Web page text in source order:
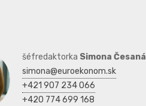
šéfredaktorka Simona Česaná
simona@euroekonom.sk
+421 907 234 066
+420 774 699 168